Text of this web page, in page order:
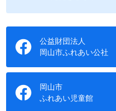
公益財団法人
岡山市ふれあい公社
岡山市
ふれあい児童館